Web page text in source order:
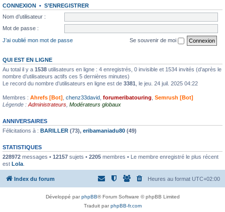
CONNEXION • S’ENREGISTRER
Nom d’utilisateur :
Mot de passe :
J’ai oublié mon mot de passe
Se souvenir de moi
QUI EST EN LIGNE
Au total il y a 1538 utilisateurs en ligne : 4 enregistrés, 0 invisible et 1534 invités (d’après le
nombre d’utilisateurs actifs ces 5 dernières minutes)
Le record du nombre d’utilisateurs en ligne est de 3381 , le jeu. 24 juil. 2025 04:22
Membres : Ahrefs [Bot] chenz33david forumeribatouring Semrush [Bot]
Légende : Administrateurs Modérateurs globaux
ANNIVERSAIRES
Félicitations à : BARILLER (73), eribamaniadu80 (49)
STATISTIQUES
228972 messages • 12157 sujets • 2205 membres • Le membre enregistré le plus récent
est Lola
Index du forum Heures au format UTC+02:00
Développé parphpBB® Forum Software © phpBB Limited
Traduit parphpBB-fr.com